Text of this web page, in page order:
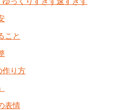
こと
作り方
表情